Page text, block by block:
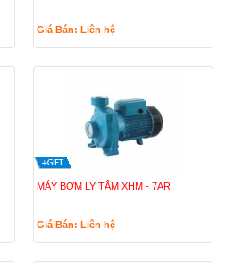
Giá Bán: Liên hệ
MÁY BƠM LY TÂM XHM - 7AR
Giá Bán: Liên hệ